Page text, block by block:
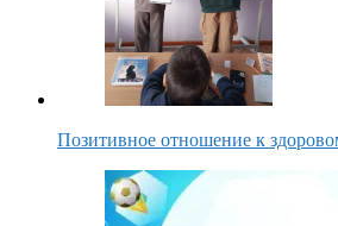
Позитивное отношение к